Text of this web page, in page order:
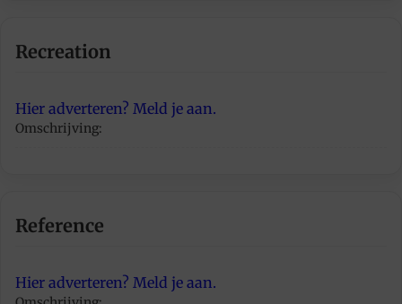
Recreation
Hier adverteren? Meld je aan.
Omschrijving:
Reference
Hier adverteren? Meld je aan.